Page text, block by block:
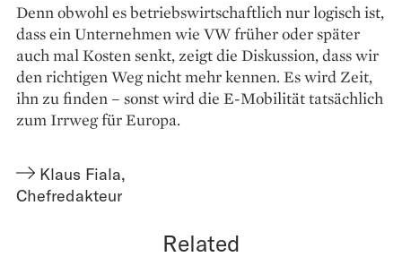
Denn obwohl es betriebswirtschaftlich nur logisch ist,
dass ein Unternehmen wie VW früher oder später
auch mal Kosten senkt, zeigt die Diskussion, dass wir
den richtigen Weg nicht mehr kennen. Es wird Zeit,
ihn zu finden – sonst wird die E-Mobilität tatsächlich
zum Irrweg für Europa.
Klaus Fiala,
Chefredakteur
Related